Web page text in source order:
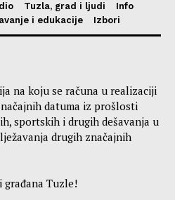
Tuzla, grad i ljudi
Info
i edukacije Izbori
na koju se računa u realizaciji
datuma iz prošlosti
sportskih i drugih dešavanja u
drugih značajnih
građana Tuzle!